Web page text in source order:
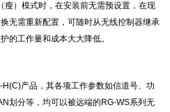
瘦）模式时，在安装前无需预设置，在现
无需重新配置，可随时从无线控制器继承
的工作量和成本大大降低。
产品，其各项工作参数如信道号、功
划分等，均可以被远端的RG-WS系列无